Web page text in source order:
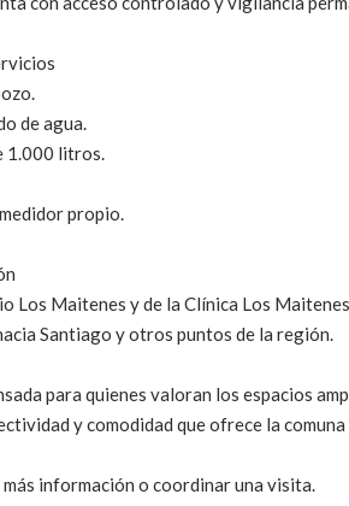
de agua.
1.000 litros.
propio.
Los Maitenes y de la Clínica Los
Santiago y otros puntos de la región.
para quienes valoran los espacios
y comodidad que ofrece la
información o coordinar una visita.